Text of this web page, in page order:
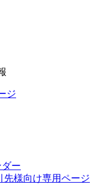
ジ
ー